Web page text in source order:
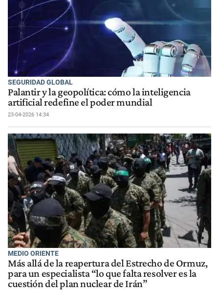
SEGURIDAD GLOBAL
Palantir y la geopolítica: cómo la inteligencia
artificial redefine el poder mundial
23-04-2026 14:34
MEDIO ORIENTE
Más allá de la reapertura del Estrecho de Ormuz,
para un especialista “lo que falta resolver es la
cuestión del plan nuclear de Irán”